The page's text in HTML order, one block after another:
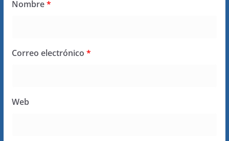
Nombre*
Correo electrónico *
Web